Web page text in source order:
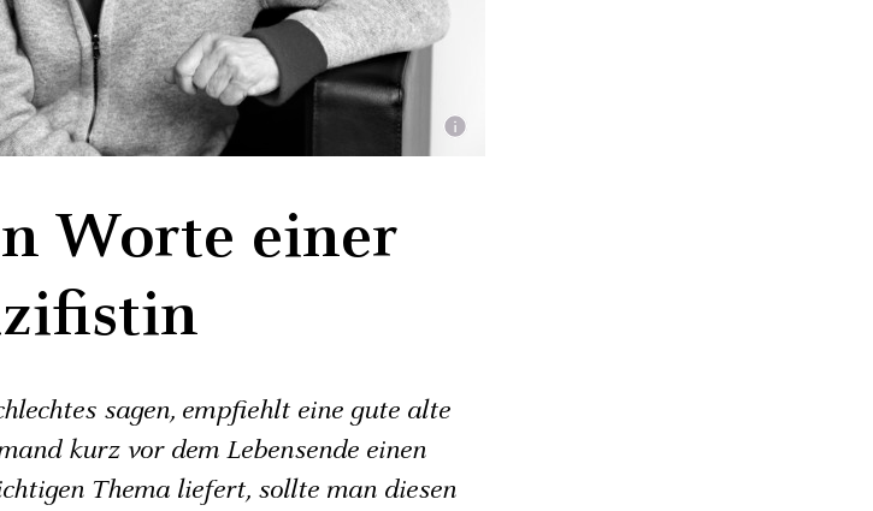
Worte einer
sagen, empfiehlt eine gute alte
kurz vor dem Lebensende einen
Thema liefert, sollte man diesen